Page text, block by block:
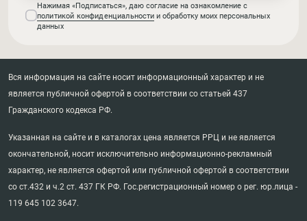
Нажимая «Подписаться», даю согласие на ознакомление с
политикой конфиденциальности и обработку моих персональных
данных
Вся информация на сайте носит информационный характер и не
является публичной офертой в соответствии со статьей 437
Гражданского кодекса РФ.
Указанная на сайте и в каталогах цена является РРЦ и не является
окончательной, носит исключительно информационно-рекламный
характер, не является офертой или публичной офертой в соответствии
со ст.432 и ч.2 ст. 437 ГК РФ. Гос.регистрационный номер о рег. юр.лица -
119 645 102 3647.